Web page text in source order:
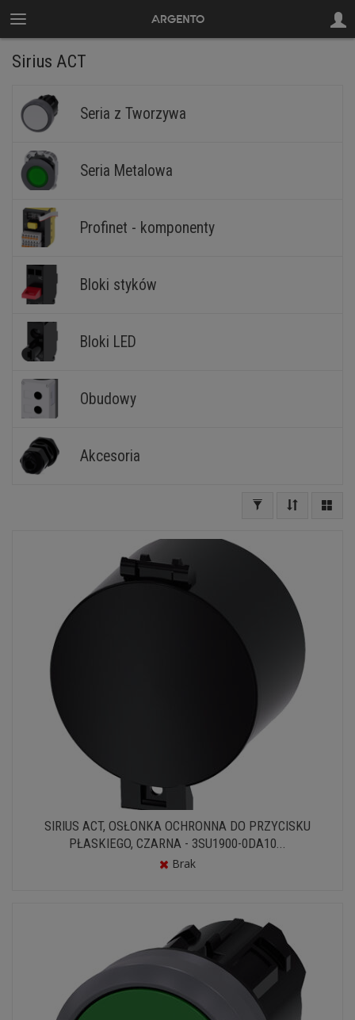
Sirius ACT
Seria z Tworzywa
Seria Metalowa
Profinet - komponenty
Bloki styków
Bloki LED
Obudowy
Akcesoria
SIRIUS ACT, OSŁONKA OCHRONNA DO PRZYCISKU
PŁASKIEGO, CZARNA - 3SU1900-0DA10...
Brak